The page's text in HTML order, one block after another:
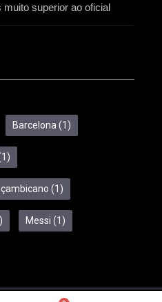
superior ao oficial
Barcelona (1)
(1)
Messi (1)